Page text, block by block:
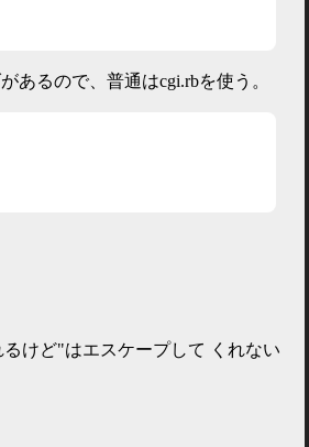
あるので、普通はcgi.rbを使う。
けど"はエスケープして くれない